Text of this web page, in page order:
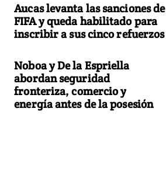
Aucas levanta las sanciones de
FIFA y queda habilitado para
inscribir a sus cinco refuerzos
Noboa y De la Espriella
abordan seguridad
fronteriza, comercio y
energía antes de la posesión